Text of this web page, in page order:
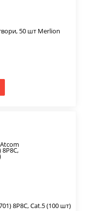
50 шт Merlion
8P8C, Cat.5 (100 шт)